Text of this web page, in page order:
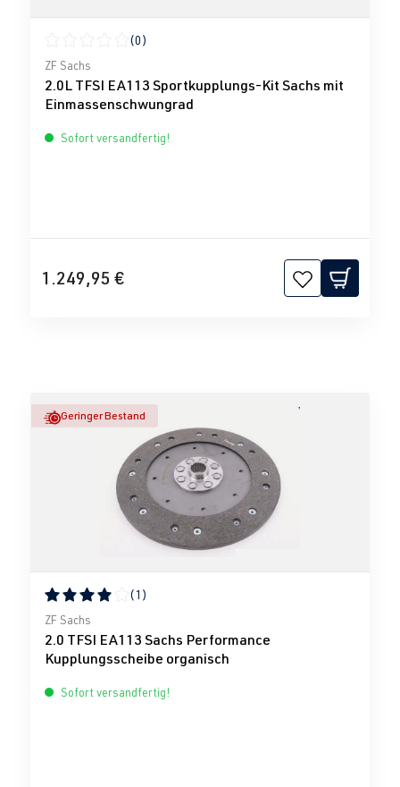
Durchschnittliche Bewertung von 0 von 5 Sternen
(0)
ZF Sachs
2.0L TFSI EA113 Sportkupplungs-Kit Sachs mit
Einmassenschwungrad
Sofort versandfertig!
1.249,95 €
Geringer Bestand
Durchschnittliche Bewertung von 4 von 5 Sternen
(1)
ZF Sachs
2.0 TFSI EA113 Sachs Performance
Kupplungsscheibe organisch
Sofort versandfertig!